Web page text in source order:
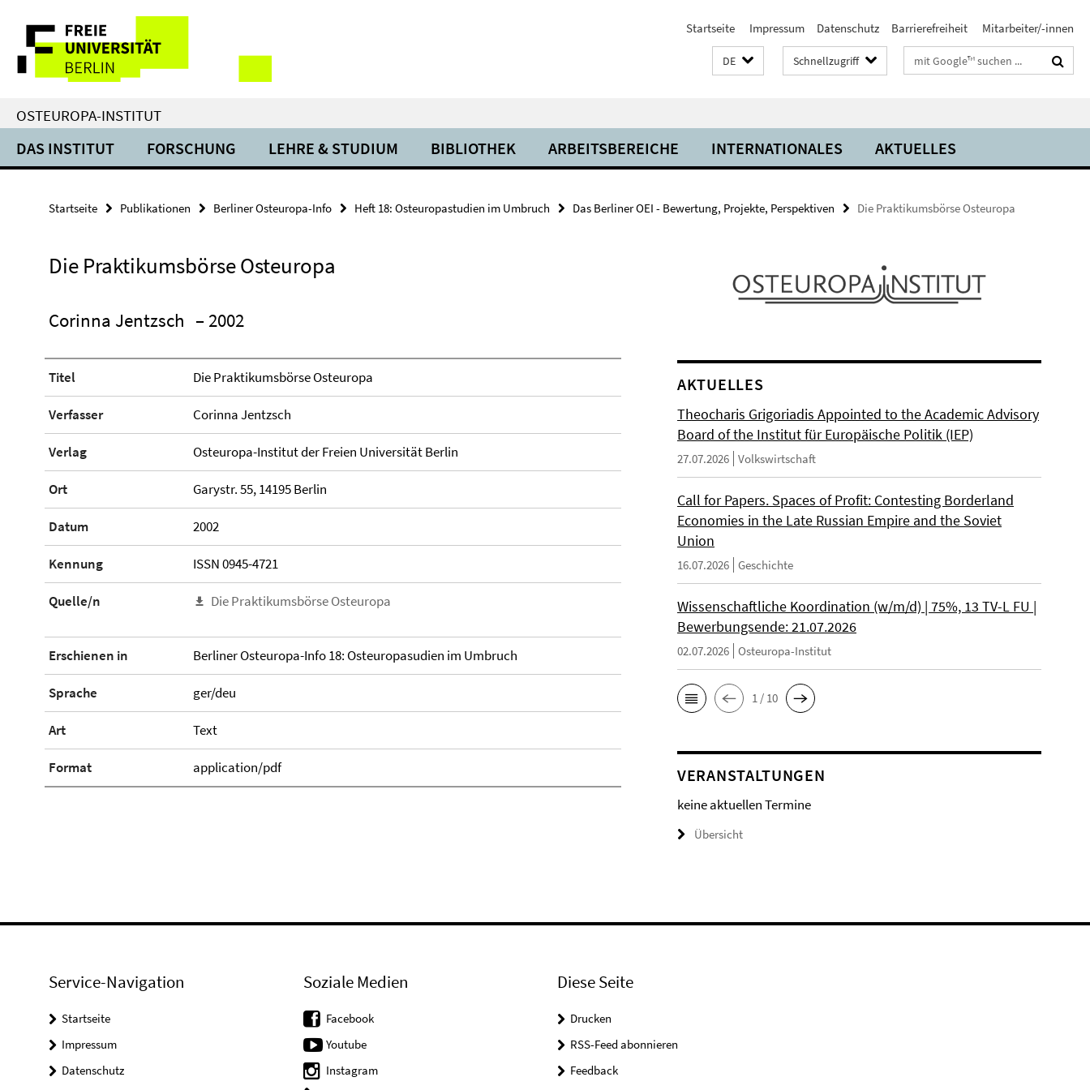
direkt
Inhalt
Service-
Navigation
Startseite Impressum Datenschutz Barrierefreiheit Mitarbeiter/-innen
DE Schnellzugriff Suchbegriffe
OSTEUROPA-INSTITUT
DAS INSTITUT FORSCHUNG LEHRE & STUDIUM BIBLIOTHEK ARBEITSBEREICHE INTERNATIONALES AKTUELLES
Startseite Publikationen Berliner Osteuropa-Info Heft 18: Osteuropastudien im Umbruch Das Berliner OEI - Bewertung, Projekte, Perspektiven Die Praktikumsbörse Osteuropa
Die Praktikumsbörse Osteuropa
Corinna Jentzsch – 2002
Titel Die Praktikumsbörse Osteuropa
Verfasser Corinna Jentzsch
Verlag Osteuropa-Institut der Freien Universität Berlin
Ort Garystr. 55, 14195 Berlin
Datum 2002
Kennung ISSN 0945-4721
Quelle/n Die Praktikumsbörse Osteuropa
Erschienen in Berliner Osteuropa-Info 18: Osteuropasudien im Umbruch
Sprache ger/deu
Art Text
Format application/pdf
AKTUELLES
Theocharis Grigoriadis Appointed to the Academic Advisory
Board of the Institut für Europäische Politik (IEP)
27.07.2026 Volkswirtschaft
Call for Papers. Spaces of Profit: Contesting Borderland
Economies in the Late Russian Empire and the Soviet
Union
16.07.2026 Geschichte
Wissenschaftliche Koordination (w/m/d) | 75%, 13 TV-L FU |
Bewerbungsende: 21.07.2026
02.07.2026 Osteuropa-Institut
1 / 10
VERANSTALTUNGEN
keine aktuellen Termine
Übersicht
Service-Navigation
Startseite
Impressum
Datenschutz
Soziale Medien
Facebook
Youtube
Instagram
Diese Seite
Drucken
RSS-Feed abonnieren
Feedback